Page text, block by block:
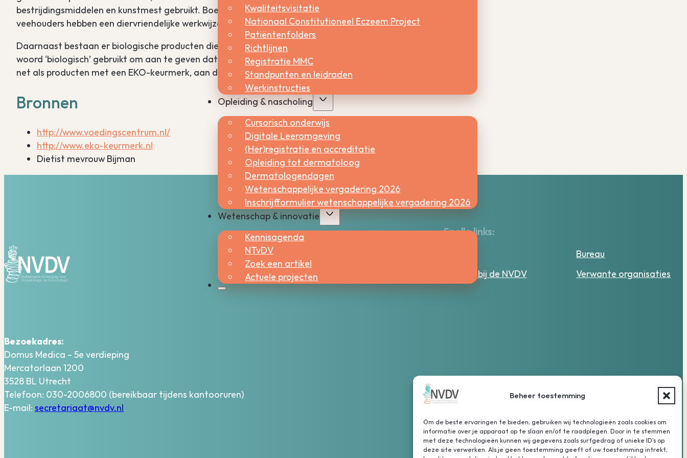
Beheer toestemming
Om de beste ervaringen te bieden, gebruiken wij technologieën zoals cookies om
informatie over je apparaat op te slaan en/of te raadplegen. Door in te stemmen
met deze technologieën kunnen wij gegevens zoals surfgedrag of unieke ID's op
deze site verwerken. Als je geen toestemming geeft of uw toestemming intrekt,
Kwaliteitsvisitatie
Nationaal Constitutioneel Eczeem Project
Patiëntenfolders
Richtlijnen
Registratie MMC
Standpunten en leidraden
Werkinstructies
Opleiding & nascholing
Cursorisch onderwijs
Digitale Leeromgeving
(Her)registratie en accreditatie
Opleiding tot dermatoloog
Dermatologendagen
Wetenschappelijke vergadering 2026
Inschrijfformulier wetenschappelijke vergadering 2026
Wetenschap & innovatie
Kennisagenda
NTvDV
Zoek een artikel
Actuele projecten
bestrijdingsmiddelen en kunstmest gebruikt. Boeren gebruiken geen genetische modificeerde zaden en
veehouders hebben een diervriendelijke werkwijze.
Daarnaast bestaan er biologische producten die het EKO-keurmerk niet dragen. Als een producent alleen het
woord ‘biologisch’ gebruikt om aan te geven dat het product biologisch is geproduceerd, moet het product,
net als producten met een EKO-keurmerk, aan de eisen van de Europese verordening voldoen.
Bronnen
http://www.voedingscentrum.nl/
http://www.eko-keurmerk.nl
Dietist mevrouw Bijman
Bezoekadres:
Domus Medica – 5e verdieping
Mercatorlaan 1200
3528 BL Utrecht
Telefoon: 030-2006800 (bereikbaar tijdens kantooruren)
E-mail: secretariaat@nvdv.nl
Snelle links:
Bureau
Werken bij de NVDV
Verwante organisaties